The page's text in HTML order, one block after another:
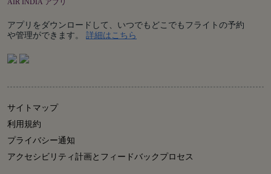
AIR INDIA アプリ
アプリをダウンロードして、いつでもどこでもフライトの予約
や管理ができます。 詳細はこちら
サイトマップ
利用規約
プライバシー通知
アクセシビリティ計画とフィードバックプロセス